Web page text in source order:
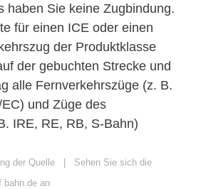
haben Sie keine Zugbindung.
für einen ICE oder einen
der Produktklasse
der gebuchten Strecke und
alle Fernverkehrszüge (z. B.
und Züge des
IRE, RE, RB, S-Bahn)
der Quelle | Sehen Sie sich die
bahn.de an